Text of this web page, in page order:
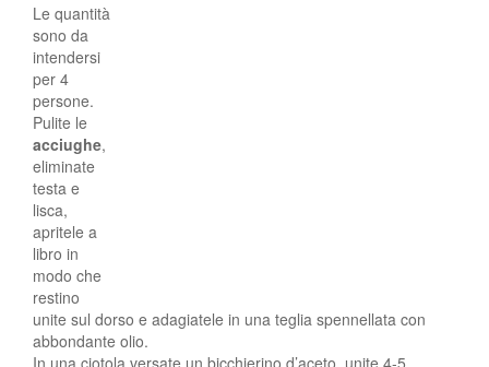
Le quantità
sono da
intendersi
per 4
persone.
Pulite le
acciughe,
eliminate
testa e
lisca,
apritele a
libro in
modo che
restino
unite sul dorso e adagiatele in una teglia spennellata con
abbondante olio.
In una ciotola versate un bicchierino d’aceto, unite 4-5